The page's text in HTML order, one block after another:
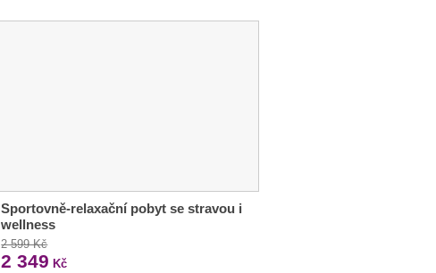
Sportovně-relaxační pobyt se stravou i
wellness
2 599 Kč
2 349 Kč